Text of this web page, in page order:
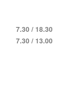
7.30 / 18.30
7.30 / 13.00